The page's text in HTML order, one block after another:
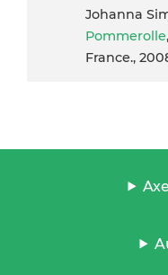
Johanna
Pommerolle
France.,